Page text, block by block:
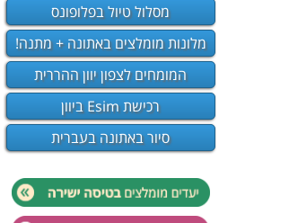
מסלול טיול בפלופונס
מלונות מומלצים באתונה + מתנה!
המומחים לצפון יוון ההררית
רכישת Esim ביוון
סיור באתונה בעברית